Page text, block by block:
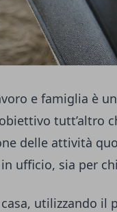
e famiglia è
tutt’altro
delle attività
ufficio, sia per
casa, utilizzando